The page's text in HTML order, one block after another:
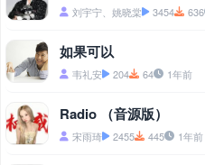
刘宇宁、姚晓棠 3454 636
如果可以
韦礼安 204 64 1年前
Radio （音源版）
宋雨琦 2455 445 1年前